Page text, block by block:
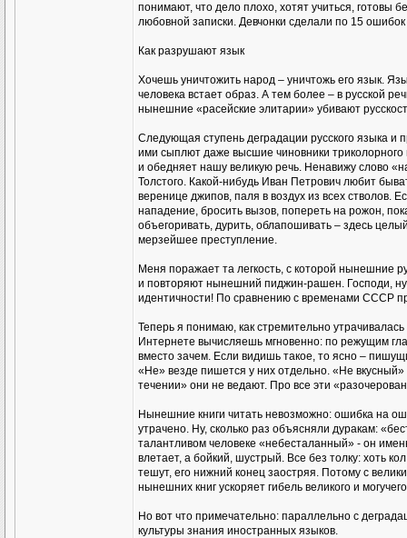
понимают, что дело плохо, хотят учиться, готовы
любовной записки. Девчонки сделали по 15 ошибок
Как разрушают язык
Хочешь уничтожить народ – уничтожь его язык.
человека встает образ. А тем более – в русской
нынешние «расейские элитарии» убивают
Следующая ступень деградации русского языка и
ими сыплют даже высшие чиновники триколорного
и обедняет нашу великую речь. Ненавижу слово
Толстого. Какой-нибудь Иван Петрович любит
веренице джипов, паля в воздух из всех стволов.
нападение, бросить вызов, попереть на рожон,
объегоривать, дурить, облапошивать – здесь
мерзейшее преступление.
Меня поражает та легкость, с которой нынешние
и повторяют нынешний пиджин-рашен. Господи,
идентичности! По сравнению с временами СССР
Теперь я понимаю, как стремительно
Интернете вычисляешь мгновенно: по режущим
вместо зачем. Если видишь такое, то ясно –
«Не» везде пишется у них отдельно. «Не
течении» они не ведают. Про все эти
Нынешние книги читать невозможно: ошибка на
утрачено. Ну, сколько раз объясняли дуракам:
талантливом человеке «небесталанный» - он
влетает, а бойкий, шустрый. Все без толку: хоть
тешут, его нижний конец заостряя. Потому с
нынешних книг ускоряет гибель великого и
Но вот что примечательно: параллельно с
культуры знания иностранных языков.